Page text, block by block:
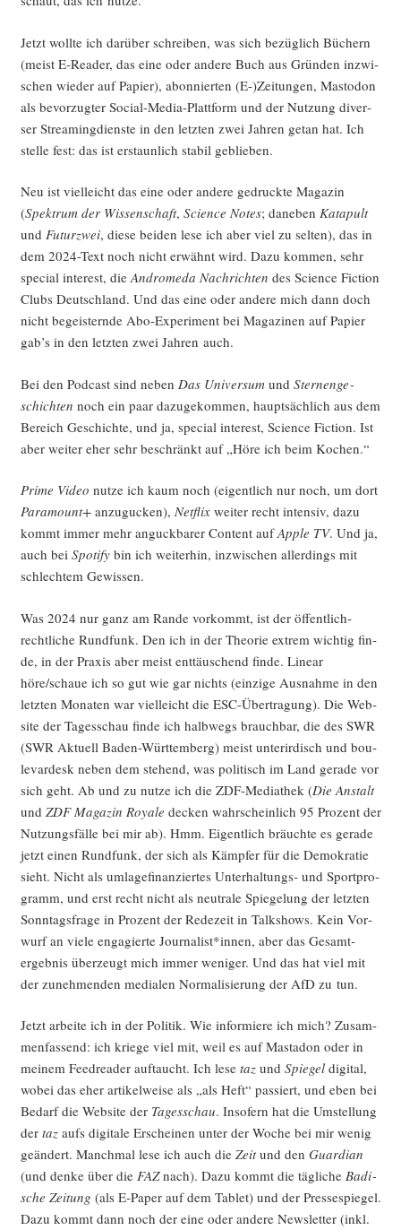
Jetzt woll­te ich dar­über schrei­ben, was sich bezüg­lich Büchern
(meist E‑Reader, das eine oder ande­re Buch aus Grün­den inzwi­
schen wie­der auf Papier), abon­nier­ten (E-)Zeitungen, Mast­o­don
als bevor­zug­ter Social-Media-Platt­form und der Nut­zung diver­
ser Strea­ming­diens­te in den letz­ten zwei Jah­ren getan hat. Ich
stel­le fest: das ist erstaun­lich sta­bil geblieben.
Neu ist viel­leicht das eine oder ande­re gedruck­te Maga­zin
(Spek­trum der Wis­sen­schaft, Sci­ence Notes; dane­ben Kata­pult
und Futurz­wei, die­se bei­den lese ich aber viel zu sel­ten), das in
dem 2024-Text noch nicht erwähnt wird. Dazu kom­men, sehr
spe­cial inte­rest, dieAndro­me­da Nach­rich­ten des Sci­ence Fic­tion
Clubs Deutsch­land. Und das eine oder ande­re mich dann doch
nicht begeis­tern­de Abo-Expe­ri­ment bei Maga­zi­nen auf Papier
gab’s in den letz­ten zwei Jah­ren auch.
Bei den Pod­cast sind neben Das Uni­ver­sumund Ster­nen­ge­
schich­ten noch ein paar dazu­ge­kom­men, haupt­säch­lich aus dem
Bereich Geschich­te, und ja, spe­cial inte­rest, Sci­ence Fic­tion. Ist
aber wei­ter eher sehr beschränkt auf „Höre ich beim Kochen.“
Prime Video nut­ze ich kaum noch (eigent­lich nur noch, um dort
Para­mount+anzu­gu­cken), Net­flix wei­ter recht inten­siv, dazu
kommt immer mehr anguck­ba­rer Con­tent aufApple TV. Und ja,
auch bei Spo­ti­fybin ich wei­ter­hin, inzwi­schen aller­dings mit
schlech­tem Gewissen.
Was 2024 nur ganz am Ran­de vor­kommt, ist der öffent­lich-
recht­li­che Rund­funk. Den ich in der Theo­rie extrem wich­tig fin­
de, in der Pra­xis aber meist ent­täu­schend fin­de. Line­ar
höre/schaue ich so gut wie gar nichts (ein­zi­ge Aus­nah­me in den
letz­ten Mona­ten war viel­leicht die ESC-Über­tra­gung). Die Web­
site der Tages­schau fin­de ich halb­wegs brauch­bar, die des SWR
(SWR Aktu­ell Baden-Würt­tem­berg) meist unter­ir­disch und bou­
le­var­desk neben dem ste­hend, was poli­tisch im Land gera­de vor
sich geht. Ab und zu nut­ze ich die ZDF-Media­thek (Die Anstalt
und ZDF Maga­zin Roya­le decken wahr­schein­lich 95 Pro­zent der
Nut­zungs­fäl­le bei mir ab). Hmm. Eigent­lich bräuch­te es gera­de
jetzt einen Rund­funk, der sich als Kämp­fer für die Demo­kra­tie
sieht. Nicht als umla­ge­fi­nan­zier­tes Unter­hal­tungs- und Sport­pro­
gramm, und erst recht nicht als neu­tra­le Spie­ge­lung der letz­ten
Sonn­tags­fra­ge in Pro­zent der Rede­zeit in Talk­shows. Kein Vor­
wurf an vie­le enga­gier­te Journalist*innen, aber das Gesamt­
ergeb­nis über­zeugt mich immer weni­ger. Und das hat viel mit
der zuneh­men­den media­len Nor­ma­li­sie­rung der AfD zu tun.
Jetzt arbei­te ich in der Poli­tik. Wie infor­mie­re ich mich? Zusam­
men­fas­send: ich krie­ge viel mit, weil es auf Masta­don oder in
mei­nem Feed­rea­der auf­taucht. Ich lese tazund Spie­gel digi­tal,
wobei das eher arti­kel­wei­se als „als Heft“ pas­siert, und eben bei
Bedarf die Web­site der Tages­schau. Inso­fern hat die Umstel­lung
der taz aufs digi­ta­le Erschei­nen unter der Woche bei mir wenig
geän­dert. Manch­mal lese ich auch die Zeitund den Guar­di­an
(und den­ke über die FAZnach). Dazu kommt die täg­li­che Badi­
sche Zei­tung (als E‑Paper auf dem Tablet) und der Pres­se­spie­gel.
Dazu kommt dann noch der eine oder ande­re News­let­ter (inkl.